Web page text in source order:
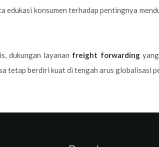
edukasi konsumen terhadap pentingnya
dukungan layanan freight forwarding
tetap berdiri kuat di tengah arus globalisasi